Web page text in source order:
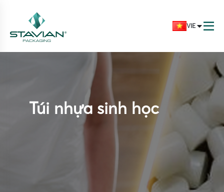
VIE
Túi nhựa sinh học